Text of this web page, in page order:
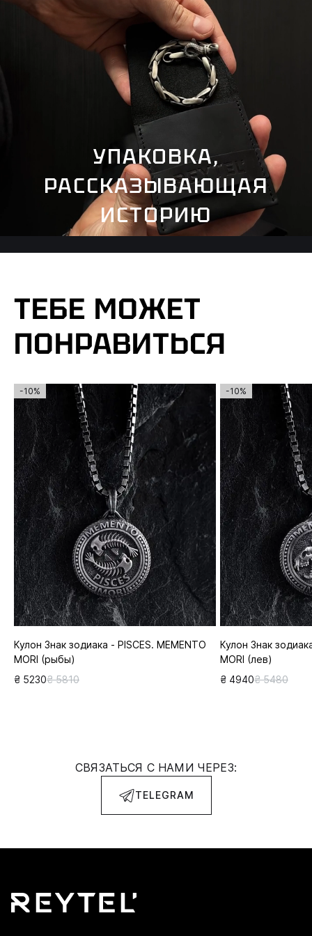
УПАКОВКА,
РАССКАЗЫВАЮЩАЯ
ИСТОРИЮ
ТЕБЕ МОЖЕТ
ПОНРАВИТЬСЯ
-10%
Кулон Знак зодиака - PISCES. MEMENTO
MORI (рыбы)
₴ 5230₴ 5810
-10%
Кулон Знак
MORI (лев)
₴ 4940₴ 5480
СВЯЗАТЬСЯ С НАМИ ЧЕРЕЗ:
TELEGRAM